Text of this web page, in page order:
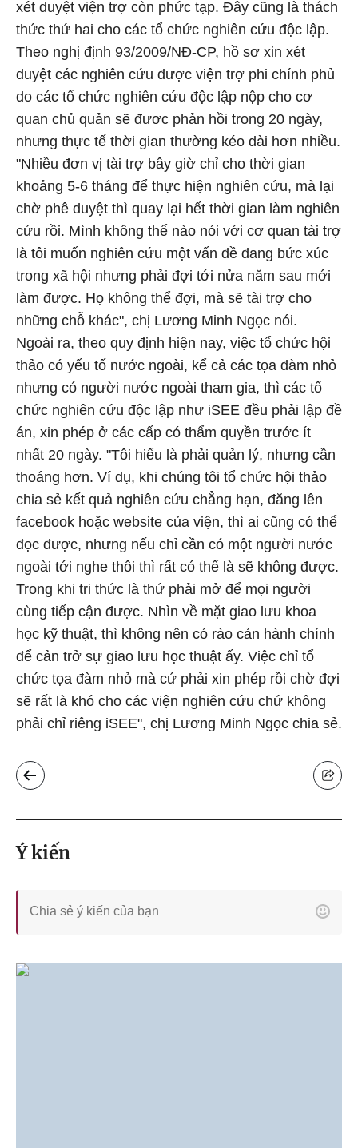
xét duyệt viện trợ còn phức tạp. Đây cũng là thách
thức thứ hai cho các tổ chức nghiên cứu độc lập.
Theo nghị định 93/2009/NĐ-CP, hồ sơ xin xét
duyệt các nghiên cứu được viện trợ phi chính phủ
do các tổ chức nghiên cứu độc lập nộp cho cơ
quan chủ quản sẽ đươc phản hồi trong 20 ngày,
nhưng thực tế thời gian thường kéo dài hơn nhiều.
"Nhiều đơn vị tài trợ bây giờ chỉ cho thời gian
khoảng 5-6 tháng để thực hiện nghiên cứu, mà lại
chờ phê duyệt thì quay lại hết thời gian làm nghiên
cứu rồi. Mình không thể nào nói với cơ quan tài trợ
là tôi muốn nghiên cứu một vấn đề đang bức xúc
trong xã hội nhưng phải đợi tới nửa năm sau mới
làm được. Họ không thể đợi, mà sẽ tài trợ cho
những chỗ khác", chị Lương Minh Ngọc nói.
Ngoài ra, theo quy định hiện nay, việc tổ chức hội
thảo có yếu tố nước ngoài, kể cả các tọa đàm nhỏ
nhưng có người nước ngoài tham gia, thì các tổ
chức nghiên cứu độc lập như iSEE đều phải lập đề
án, xin phép ở các cấp có thẩm quyền trước ít
nhất 20 ngày. "Tôi hiểu là phải quản lý, nhưng cần
thoáng hơn. Ví dụ, khi chúng tôi tổ chức hội thảo
chia sẻ kết quả nghiên cứu chẳng hạn, đăng lên
facebook hoặc website của viện, thì ai cũng có thể
đọc được, nhưng nếu chỉ cần có một người nước
ngoài tới nghe thôi thì rất có thể là sẽ không được.
Trong khi tri thức là thứ phải mở để mọi người
cùng tiếp cận được. Nhìn về mặt giao lưu khoa
học kỹ thuật, thì không nên có rào cản hành chính
để cản trở sự giao lưu học thuật ấy. Việc chỉ tổ
chức tọa đàm nhỏ mà cứ phải xin phép rồi chờ đợi
sẽ rất là khó cho các viện nghiên cứu chứ không
phải chỉ riêng iSEE", chị Lương Minh Ngọc chia sẻ.
Ý kiến